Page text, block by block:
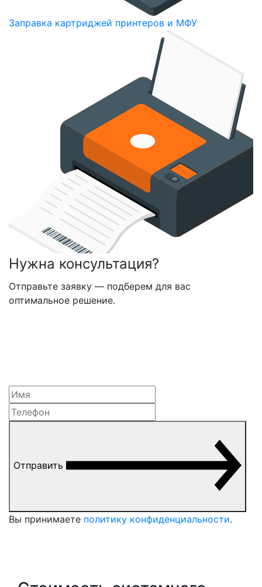
Заправка картриджей принтеров и МФУ
Нужна консультация?
Отправьте заявку — подберем для вас
оптимальное решение.
Отправить
Вы принимаете политику конфиденциальности.